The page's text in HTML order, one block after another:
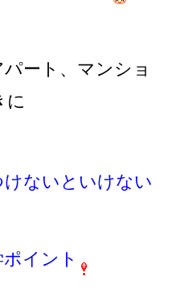
ート、マンショ
に
けないといけない
イント